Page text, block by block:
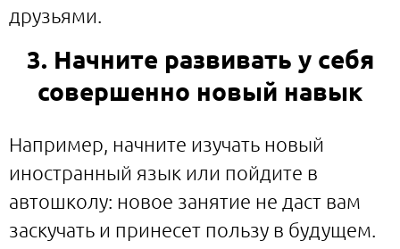
друзьями.
3. Начните развивать у себя
совершенно новый навык
Например, начните изучать новый
иностранный язык или пойдите в
автошколу: новое занятие не даст вам
заскучать и принесет пользу в будущем.